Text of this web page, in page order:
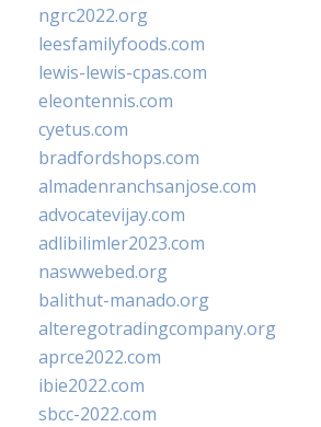
ngrc2022.org
leesfamilyfoods.com
lewis-lewis-cpas.com
eleontennis.com
cyetus.com
bradfordshops.com
almadenranchsanjose.com
advocatevijay.com
adlibilimler2023.com
naswwebed.org
balithut-manado.org
alteregotradingcompany.org
aprce2022.com
ibie2022.com
sbcc-2022.com